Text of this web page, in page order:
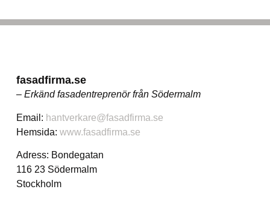
fasadfirma.se
– Erkänd fasadentreprenör från Södermalm
Email: hantverkare@fasadfirma.se
Hemsida: www.fasadfirma.se
Adress: Bondegatan
116 23 Södermalm
Stockholm